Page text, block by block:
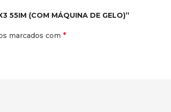
55IM (COM MÁQUINA DE GELO)”
marcados com *